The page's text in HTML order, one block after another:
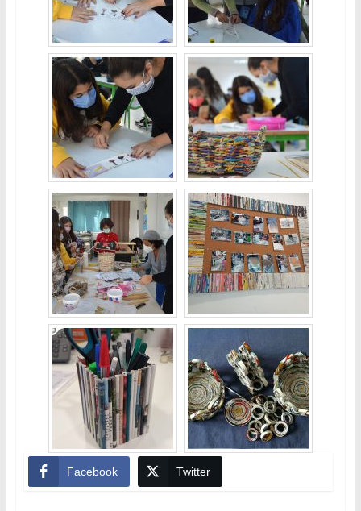
Facebook Twitter